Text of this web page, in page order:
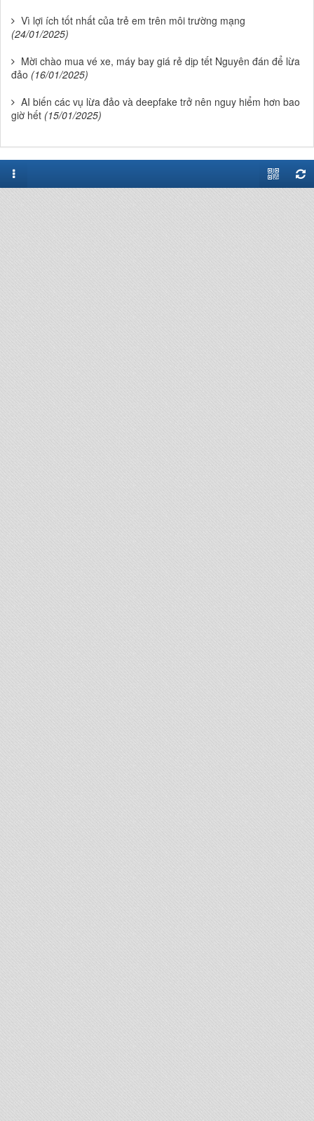
Vì lợi ích tốt nhất của trẻ em trên môi trường mạng
(24/01/2025)
Mời chào mua vé xe, máy bay giá rẻ dịp tết Nguyên đán để lừa
đảo (16/01/2025)
AI biến các vụ lừa đảo và deepfake trở nên nguy hiểm hơn bao
giờ hết (15/01/2025)